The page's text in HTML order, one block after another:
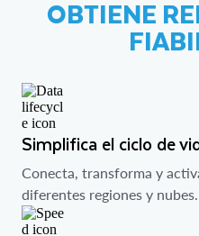
OBTIENE
Simplifica el ciclo de
Conecta, transforma y
diferentes regiones y nubes.